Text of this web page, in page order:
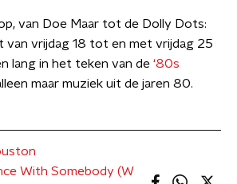
van Doe Maar tot de Dolly Dots:
van vrijdag 18 tot en met vrijdag 25
lang in het teken van de ‘80s
maar muziek uit de jaren 80.
With Somebody (W